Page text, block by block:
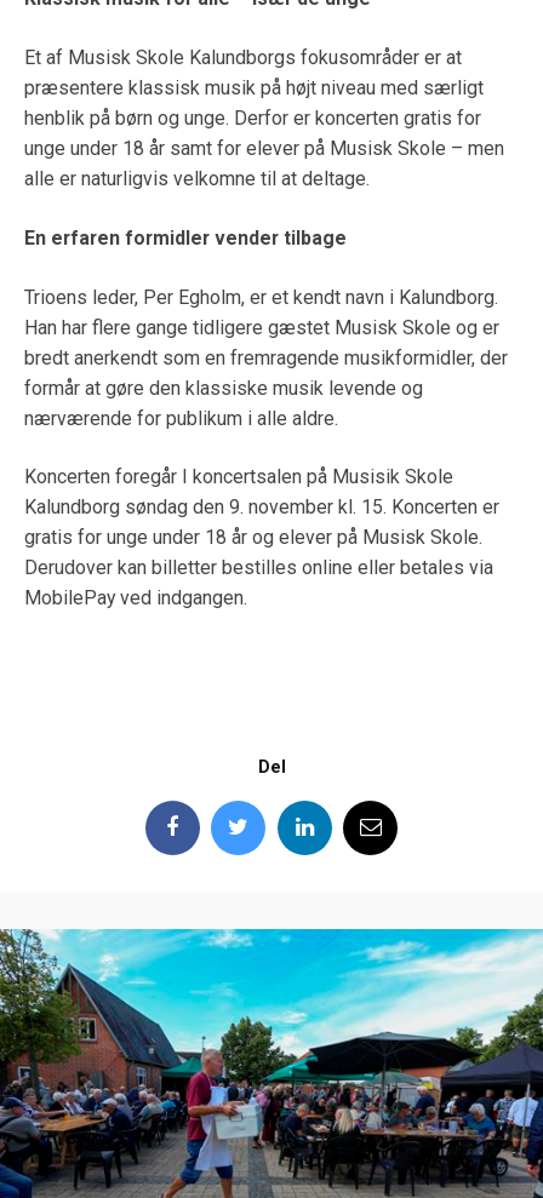
Et af Musisk Skole Kalundborgs fokusområder er at
præsentere klassisk musik på højt niveau med særligt
henblik på børn og unge. Derfor er koncerten gratis for
unge under 18 år samt for elever på Musisk Skole – men
alle er naturligvis velkomne til at deltage.
En erfaren formidler vender tilbage
Trioens leder, Per Egholm, er et kendt navn i Kalundborg.
Han har flere gange tidligere gæstet Musisk Skole og er
bredt anerkendt som en fremragende musikformidler, der
formår at gøre den klassiske musik levende og
nærværende for publikum i alle aldre.
Koncerten foregår I koncertsalen på Musisik Skole
Kalundborg søndag den 9. november kl. 15. Koncerten er
gratis for unge under 18 år og elever på Musisk Skole.
Derudover kan billetter bestilles online eller betales via
MobilePay ved indgangen.
Del